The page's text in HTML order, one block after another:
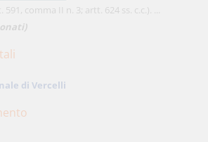
comma II n. 3; artt. 624 ss. c.c.). ...
di Vercelli